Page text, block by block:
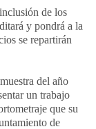
de los
y pondrá a la
se repartirán
del año
un trabajo
que su
de